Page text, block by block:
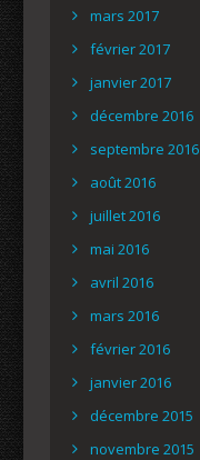
mars 2017
février 2017
janvier 2017
décembre 2016
septembre 2016
août 2016
juillet 2016
mai 2016
avril 2016
mars 2016
février 2016
janvier 2016
décembre 2015
novembre 2015